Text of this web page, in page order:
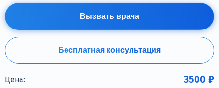
Терапия
Контакты
Круглосуточно, анонимно
Вызвать врача
Бесплатная консультация
Цена: 3500 ₽